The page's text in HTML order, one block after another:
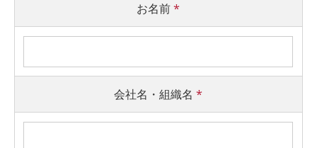
お名前*
会社名・組織名*